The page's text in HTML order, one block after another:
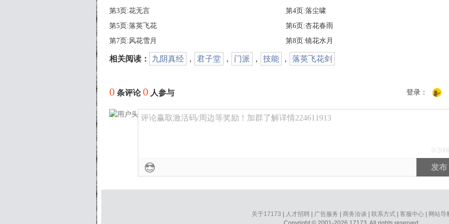
第3页:花无言
第5页:落英飞花
第7页:风花雪月
第4页:落尘啸
第6页:杏花春雨
第8页:镜花水月
相关阅读： 九阴真经 ， 君子堂 ， 门派 ， 技能 ， 落英飞花剑
0 条评论0 人参与 登录：
评论赢取激活码/周边等奖励！加群了解详情224611913
0 /
发布
关于17173 人才招聘| 广告服务 商务洽谈 联系方式| 客服中心|
网站导